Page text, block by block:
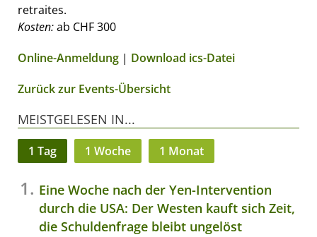
retraites.
Kosten:ab CHF 300
Online-Anmeldung | Download ics-Datei
Zurück zur Events-Übersicht
MEISTGELESEN IN...
1 Tag 1 Woche 1 Monat
Eine Woche nach der Yen-Intervention
durch die USA: Der Westen kauft sich Zeit,
die Schuldenfrage bleibt ungelöst